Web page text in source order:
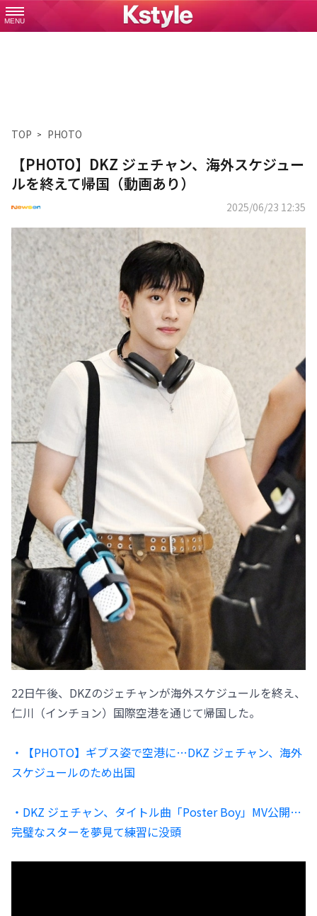
MENU
TOP PHOTO
【PHOTO】DKZ ジェチャン、海外スケジュー
ルを終えて帰国（動画あり）
2025/06/23 12:35
22日午後、DKZのジェチャンが海外スケジュールを終え、
仁川（インチョン）国際空港を通じて帰国した。
・【PHOTO】ギブス姿で空港に…DKZ ジェチャン、海外
スケジュールのため出国
・DKZ ジェチャン、タイトル曲「Poster Boy」MV公開…
完璧なスターを夢見て練習に没頭